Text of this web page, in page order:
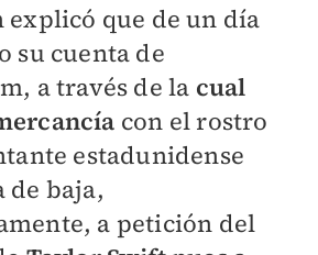
explicó que de un día
su cuenta de
a través de la cual
con el rostro
estadunidense
de baja,
a petición del